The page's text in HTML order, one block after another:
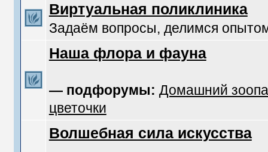
Виртуальная поликлиника
Задаём вопросы, делимся
Наша флора и фауна
— подфорумы: Домашний
цветочки
Волшебная сила искусства